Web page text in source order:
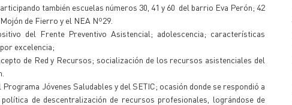
también escuelas números 30, 41 y 60 del barrio Eva Perón; 42
de Fierro y el NEA Nº29.
del Frente Preventivo Asistencial; adolescencia; características
excelencia;
de Red y Recursos; socialización de los recursos asistenciales del
Jóvenes Saludables y del SETIC; ocasión donde se respondió a
de descentralización de recursos profesionales, lográndose de